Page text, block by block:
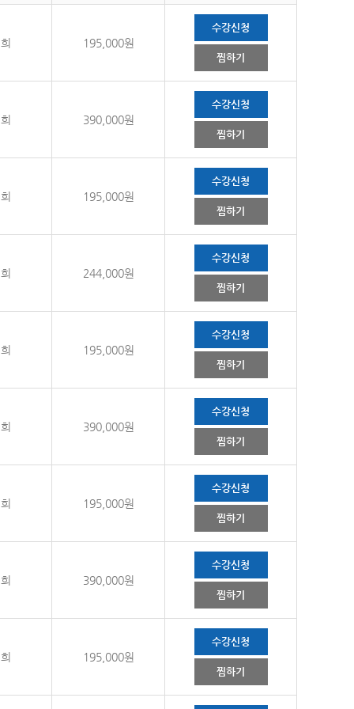
195,000원
수강신청
찜하기
390,000원
수강신청
찜하기
195,000원
수강신청
찜하기
244,000원
수강신청
찜하기
195,000원
수강신청
찜하기
390,000원
수강신청
찜하기
195,000원
수강신청
찜하기
390,000원
수강신청
찜하기
195,000원
수강신청
찜하기